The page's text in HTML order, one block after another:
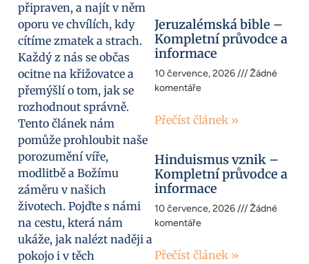
připraven, a najít v něm
oporu ve chvílích, kdy
cítíme zmatek a strach.
Každý z nás se občas
ocitne na křižovatce a
přemýšlí o tom, jak se
rozhodnout správně.
Tento článek nám
pomůže prohloubit naše
porozumění víře,
modlitbě a Božímu
záměru v našich
životech. Pojďte s námi
na cestu, která nám
ukáže, jak nalézt naději a
pokojo i v těch
Jeruzalémská bible –
Kompletní průvodce a
informace
10 července, 2026
Žádné
komentáře
Přečíst článek »
Hinduismus vznik –
Kompletní průvodce a
informace
10 července, 2026
Žádné
komentáře
Přečíst článek »